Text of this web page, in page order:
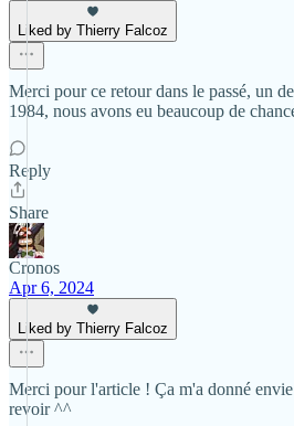
Liked by Thierry Falcoz
Merci pour ce retour dans le passé, un
1984, nous avons eu beaucoup de
Reply
Share
Cronos
Apr 6, 2024
Liked by Thierry Falcoz
Merci pour l'article ! Ça m'a donné
revoir ^^